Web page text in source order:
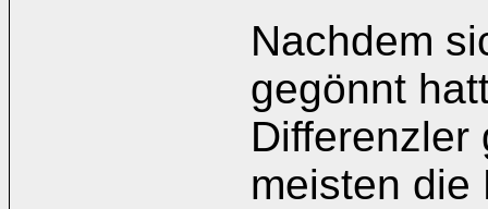
Nachdem
gegönnt
Differenzler
meisten die